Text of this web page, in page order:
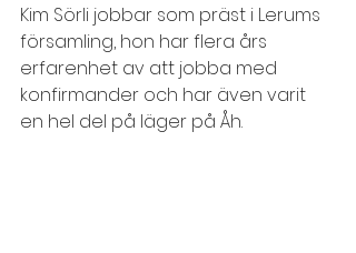
Kim Sörli jobbar som präst i Lerums
församling, hon har flera års
erfarenhet av att jobba med
konfirmander och har även varit
en hel del på läger på Åh.